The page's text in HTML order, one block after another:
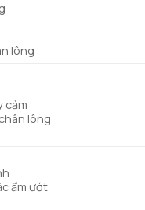
lông
cảm
lông
ẩm ướt